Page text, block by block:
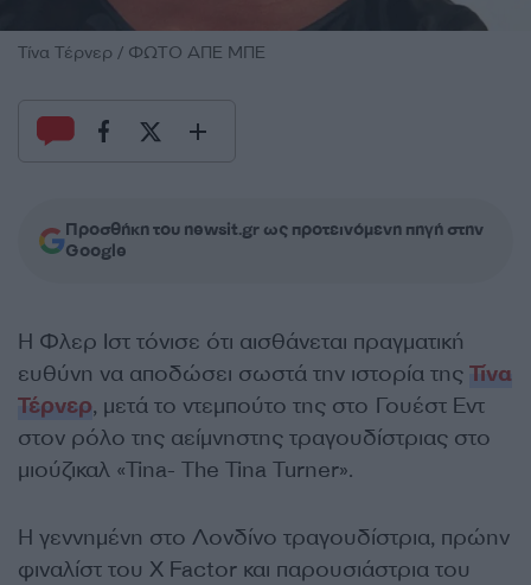
Τίνα Τέρνερ / ΦΩΤΟ ΑΠΕ ΜΠΕ
Προσθήκη του newsit.gr ως προτεινόμενη πηγή στην
Google
Η Φλερ Ιστ τόνισε ότι αισθάνεται πραγματική
ευθύνη να αποδώσει σωστά την ιστορία της Τίνα
Τέρνερ, μετά το ντεμπούτο της στο Γουέστ Εντ
στον ρόλο της αείμνηστης τραγουδίστριας στο
μιούζικαλ «Tina- The Tina Turner».
Η γεννημένη στο Λονδίνο τραγουδίστρια, πρώην
φιναλίστ του X Factor και παρουσιάστρια του